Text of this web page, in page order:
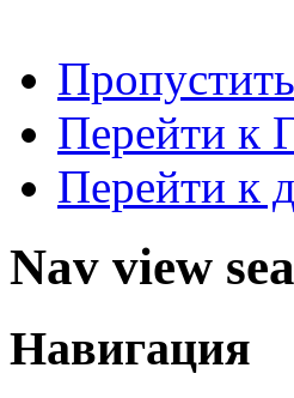
Перейти к
Перейти к
Nav view
Навигация